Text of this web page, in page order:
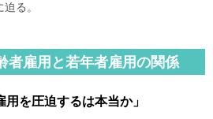
る。
者雇用と若年者雇用の関係
用を圧迫するは本当か」